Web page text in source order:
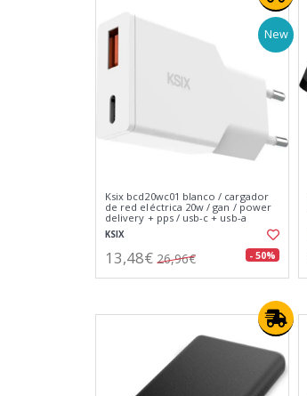
New
Ksix bcd20wc01 blanco / cargador
de red eléctrica 20w / gan / power
delivery + pps / usb-c + usb-a
KSIX
13,48€ 26,96€ - 50%